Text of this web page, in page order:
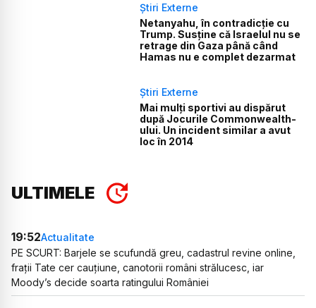
Știri Externe
Netanyahu, în contradicție cu
Trump. Susține că Israelul nu se
retrage din Gaza până când
Hamas nu e complet dezarmat
Știri Externe
Mai mulți sportivi au dispărut
după Jocurile Commonwealth-
ului. Un incident similar a avut
loc în 2014
ULTIMELE
19:52Actualitate
PE SCURT: Barjele se scufundă greu, cadastrul revine online,
frații Tate cer cauțiune, canotorii români strălucesc, iar
Moody’s decide soarta ratingului României